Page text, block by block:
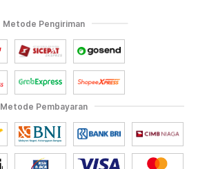
Metode Pembayaran
Metode Pengiriman